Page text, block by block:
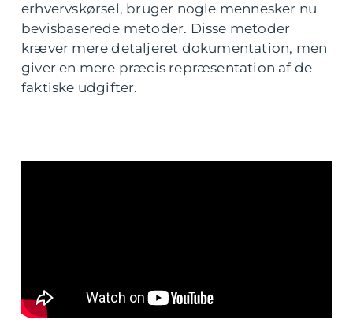
erhvervskørsel, bruger nogle mennesker nu
bevisbaserede metoder. Disse metoder
kræver mere detaljeret dokumentation, men
giver en mere præcis repræsentation af de
faktiske udgifter.